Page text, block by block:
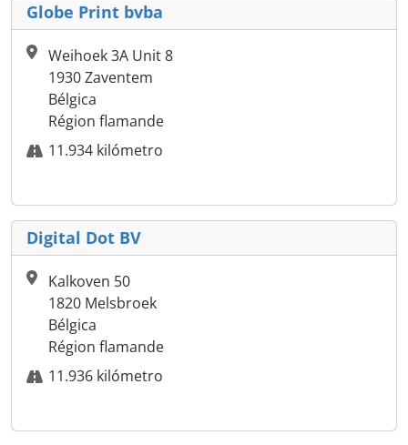
Globe Print bvba
Weihoek 3A Unit 8
1930 Zaventem
Bélgica
Région flamande
11.934 kilómetro
Digital Dot BV
Kalkoven 50
1820 Melsbroek
Bélgica
Région flamande
11.936 kilómetro